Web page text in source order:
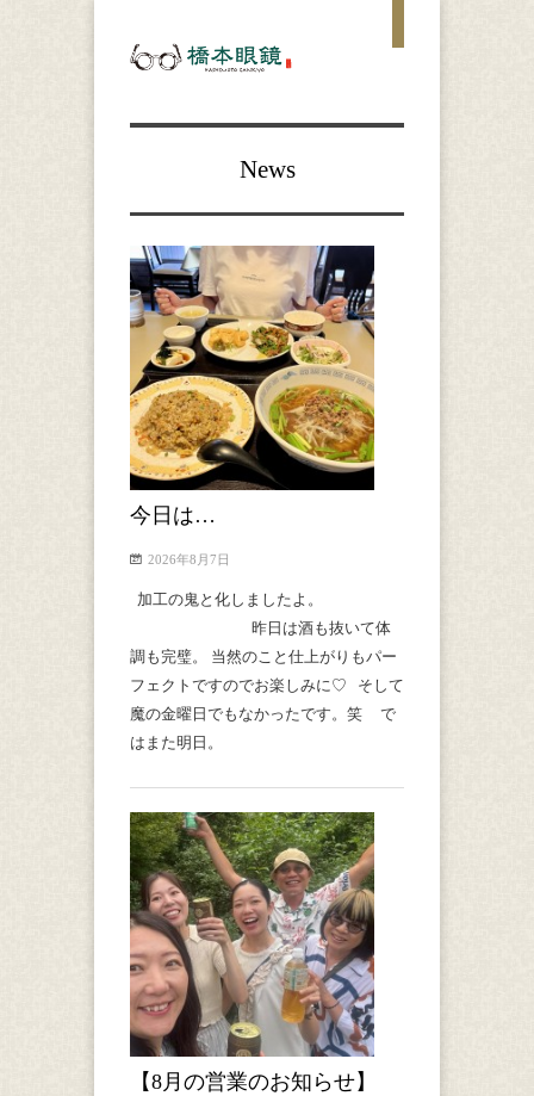
News
今日は…
2026年8月7日
加工の鬼と化しましたよ。
昨日は酒も抜いて体
調も完璧。 当然のこと仕上がりもパー
フェクトですのでお楽しみに♡ そして
魔の金曜日でもなかったです。笑 で
はまた明日。
【8月の営業のお知らせ】